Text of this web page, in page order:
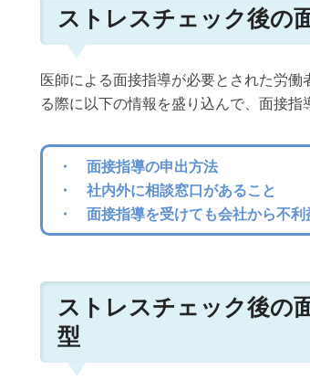
ストレスチェック後の
医師による面接指導が必要とされた労
る際に以下の情報を盛り込んで、面接指
・ 面接指導の申出方法
・ 社内外に相談窓口があること
・ 面接指導を受けても会社から不
ストレスチェック後の
型